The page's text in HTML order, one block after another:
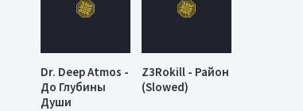
Dr. Deep Atmos -
До Глубины
Души
Z3Rokill - Район
(Slowed)